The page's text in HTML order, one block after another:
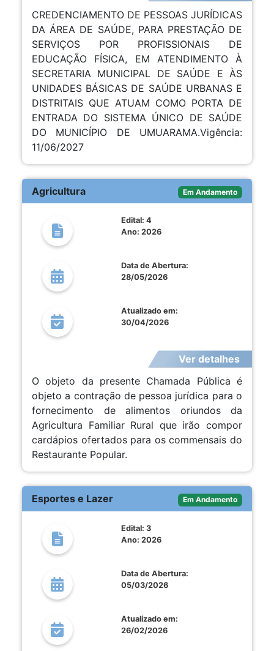
CREDENCIAMENTO DE PESSOAS JURÍDICAS
DA ÁREA DE SAÚDE, PARA PRESTAÇÃO DE
SERVIÇOS POR PROFISSIONAIS DE
EDUCAÇÃO FÍSICA, EM ATENDIMENTO À
SECRETARIA MUNICIPAL DE SAÚDE E ÀS
UNIDADES BÁSICAS DE SAÚDE URBANAS E
DISTRITAIS QUE ATUAM COMO PORTA DE
ENTRADA DO SISTEMA ÚNICO DE SAÚDE
DO MUNICÍPIO DE UMUARAMA.Vigência:
11/06/2027
Agricultura Em Andamento
Edital: 4
Ano: 2026
Data de Abertura:
28/05/2026
Atualizado em:
30/04/2026
Ver detalhes
O objeto da presente Chamada Pública é
objeto a contração de pessoa jurídica para o
fornecimento de alimentos oriundos da
Agricultura Familiar Rural que irão compor
cardápios ofertados para os commensais do
Restaurante Popular.
Esportes e Lazer Em Andamento
Edital: 3
Ano: 2026
Data de Abertura:
05/03/2026
Atualizado em:
26/02/2026